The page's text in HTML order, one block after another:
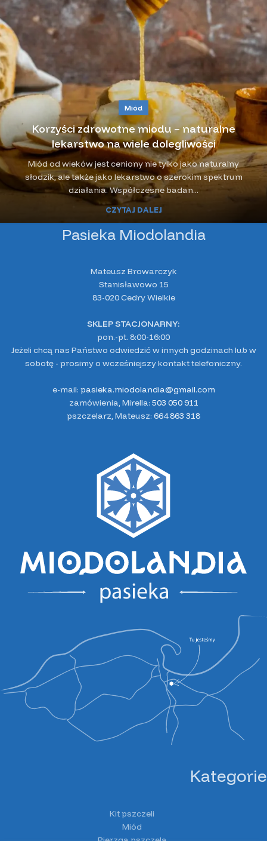
Miód
Korzyści zdrowotne miodu – naturalne
lekarstwo na wiele dolegliwości
Miód od wieków jest ceniony nie tylko jako naturalny
słodzik, ale także jako lekarstwo o szerokim spektrum
działania. Współczesne badan...
CZYTAJ DALEJ
Pasieka Miodolandia
Mateusz Browarczyk
Stanisławowo 15
83-020 Cedry Wielkie
SKLEP STACJONARNY:
pon.-pt. 8:00-16:00
Jeżeli chcą nas Państwo odwiedzić w innych godzinach lub w
sobotę - prosimy o wcześniejszy kontakt telefoniczny.
e-mail: pasieka.miodolandia@gmail.com
zamówienia, Mirella: 503 050 911
pszczelarz, Mateusz: 664 863 318
Kategorie
Kit pszczeli
Miód